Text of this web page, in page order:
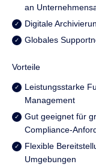
an
Digitale
Globales
Vorteile
Leistungsstarke
Management
Gut geeignet für
Compliance-
Flexible
Umgebungen